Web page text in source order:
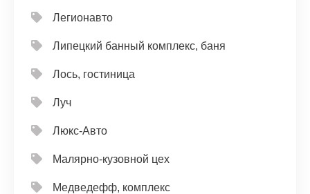
Легионавто
Липецкий банный комплекс, баня
Лось, гостиница
Луч
Люкс-Авто
Малярно-кузовной цех
Медведефф, комплекс